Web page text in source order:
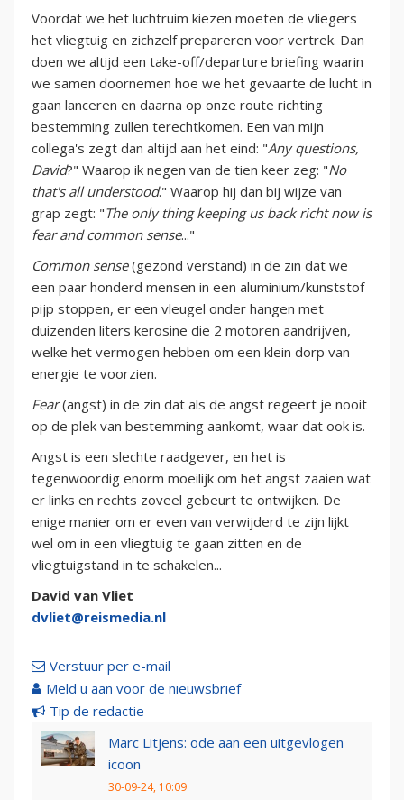
Voordat we het luchtruim kiezen moeten de vliegers
het vliegtuig en zichzelf prepareren voor vertrek. Dan
doen we altijd een take-off/departure briefing waarin
we samen doornemen hoe we het gevaarte de lucht in
gaan lanceren en daarna op onze route richting
bestemming zullen terechtkomen. Een van mijn
collega's zegt dan altijd aan het eind: "Any questions,
David?" Waarop ik negen van de tien keer zeg: "No
that's all understood." Waarop hij dan bij wijze van
grap zegt: "The only thing keeping us back richt now is
fear and common sense..."
Common sense(gezond verstand) in de zin dat we
een paar honderd mensen in een aluminium/kunststof
pijp stoppen, er een vleugel onder hangen met
duizenden liters kerosine die 2 motoren aandrijven,
welke het vermogen hebben om een klein dorp van
energie te voorzien.
Fear(angst) in de zin dat als de angst regeert je nooit
op de plek van bestemming aankomt, waar dat ook is.
Angst is een slechte raadgever, en het is
tegenwoordig enorm moeilijk om het angst zaaien wat
er links en rechts zoveel gebeurt te ontwijken. De
enige manier om er even van verwijderd te zijn lijkt
wel om in een vliegtuig te gaan zitten en de
vliegtuigstand in te schakelen...
David van Vliet
dvliet@reismedia.nl
Verstuur per e-mail
Meld u aan voor de nieuwsbrief
Tip de redactie
Marc Litjens: ode aan een uitgevlogen
icoon
30-09-24, 10:09